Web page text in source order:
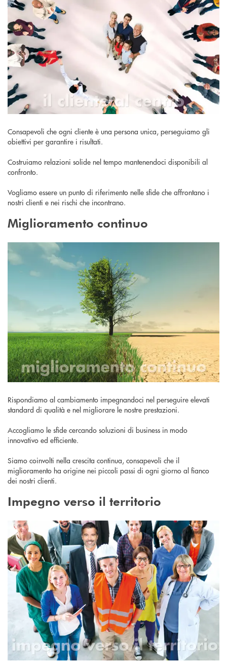
Consapevoli che ogni cliente è una persona unica, perseguiamo gli
obiettivi per garantire i risultati.
Costruiamo relazioni solide nel tempo mantenendoci disponibili al
confronto.
Vogliamo essere un punto di riferimento nelle sfide che affrontano i
nostri clienti e nei rischi che incontrano.
Miglioramento continuo
Rispondiamo al cambiamento impegnandoci nel perseguire elevati
standard di qualità e nel migliorare le nostre prestazioni.
Accogliamo le sfide cercando soluzioni di business in modo
innovativo ed efficiente.
Siamo coinvolti nella crescita continua, consapevoli che il
miglioramento ha origine nei piccoli passi di ogni giorno al fianco
dei nostri clienti.
Impegno verso il territorio